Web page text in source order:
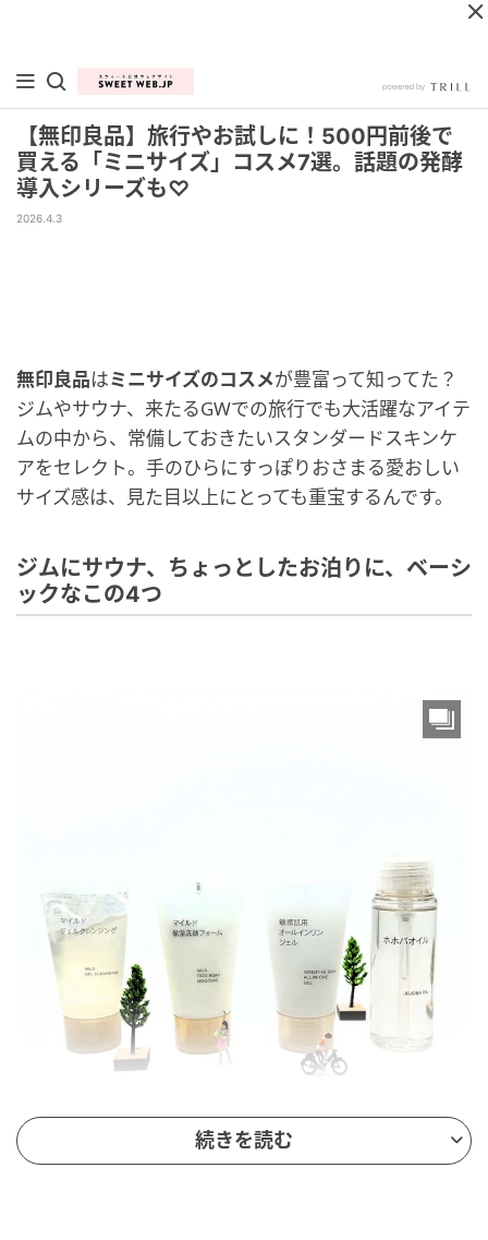
【無印良品】旅行やお試しに！500円前後で
買える「ミニサイズ」コスメ7選。話題の発酵
導入シリーズも♡
2026.4.3
無印良品はミニサイズのコスメが豊富って知ってた？
ジムやサウナ、来たるGWでの旅行でも大活躍なアイテ
ムの中から、常備しておきたいスタンダードスキンケ
アをセレクト。手のひらにすっぽりおさまる愛おしい
サイズ感は、見た目以上にとっても重宝するんです。
ジムにサウナ、ちょっとしたお泊りに、ベーシ
ックなこの4つ
続きを読む